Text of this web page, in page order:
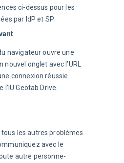
ci-dessus pour les
par IdP et SP.
.
navigateur ouvre une
onglet avec l’URL
connexion réussie
Geotab Drive.
tous les autres problèmes
avec le
autre personne-